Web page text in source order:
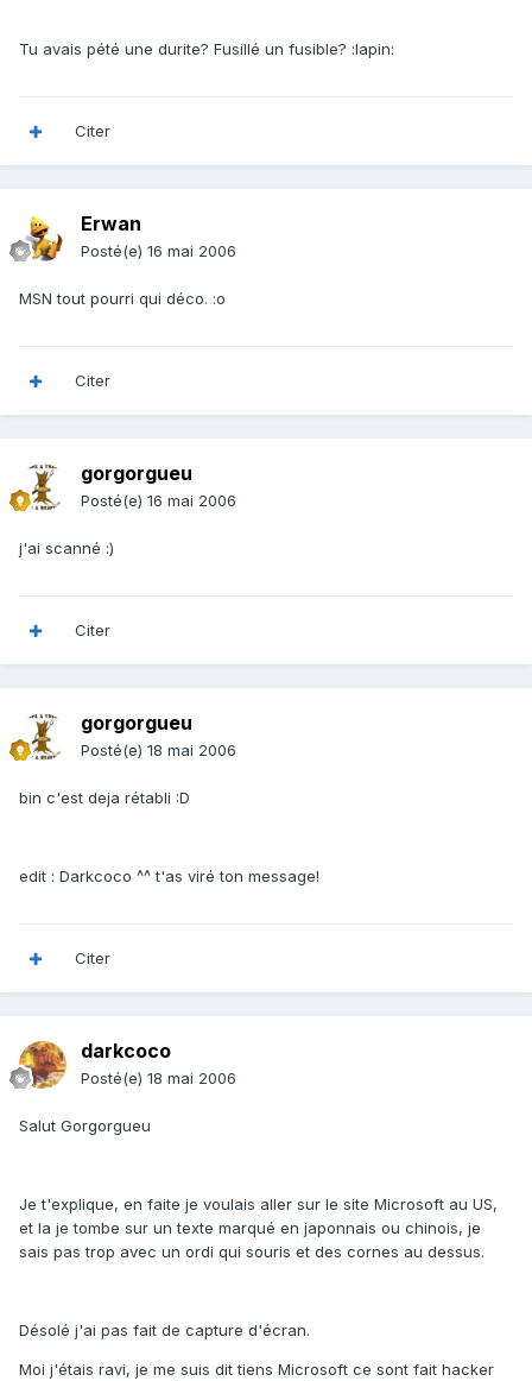
Tu avais pété une durite? Fusillé un fusible? :lapin:
Citer
Erwan
Posté(e) 16 mai 2006
MSN tout pourri qui déco. :o
Citer
gorgorgueu
Posté(e) 16 mai 2006
j'ai scanné :)
Citer
gorgorgueu
Posté(e) 18 mai 2006
bin c'est deja rétabli :D
edit : Darkcoco ^^ t'as viré ton message!
Citer
darkcoco
Posté(e) 18 mai 2006
Salut Gorgorgueu
Je t'explique, en faite je voulais aller sur le site Microsoft au US,
et la je tombe sur un texte marqué en japonnais ou chinois, je
sais pas trop avec un ordi qui souris et des cornes au dessus.
Désolé j'ai pas fait de capture d'écran.
Moi j'étais ravi, je me suis dit tiens Microsoft ce sont fait hacker